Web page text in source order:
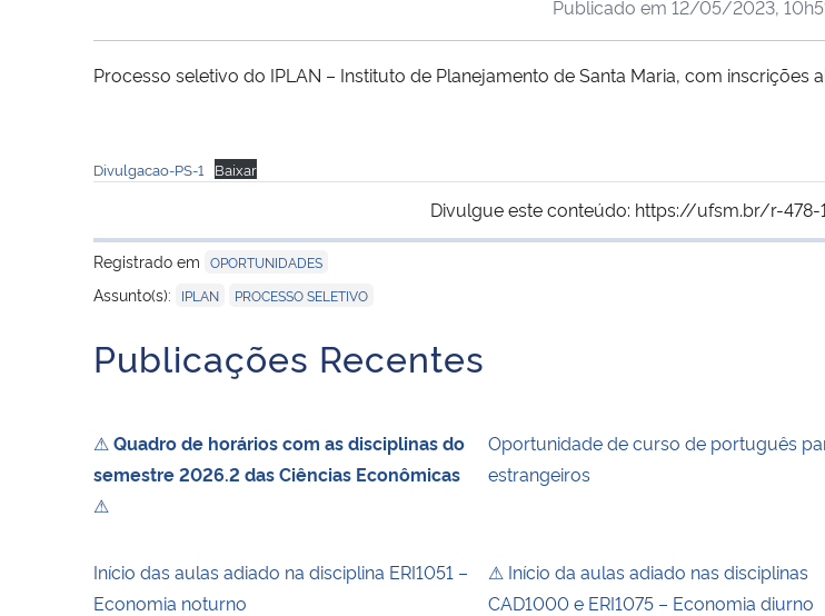
Publicado em 12/05/2023,
Processo seletivo do IPLAN – Instituto de Planejamento de Santa Maria, com
Divulgacao-PS-1 Baixar
Divulgue este conteúdo: https://ufsm.br/r-478-
Registrado em OPORTUNIDADES
Assunto(s): IPLAN PROCESSO SELETIVO
Publicações Recentes
⚠ Quadro de horários com as disciplinas do
semestre 2026.2 das Ciências Econômicas
⚠
Oportunidade de curso de português
estrangeiros
Início das aulas adiado na disciplina ERI1051 –
Economia noturno
⚠ Início da aulas adiado nas disciplinas
CAD1000 e ERI1075 – Economia diurno